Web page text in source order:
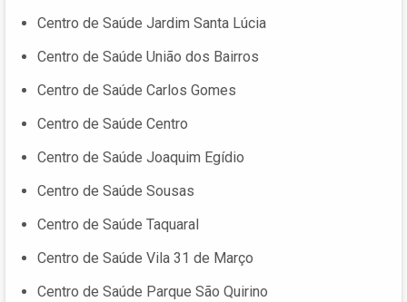
Centro de Saúde Jardim Santa Lúcia
Centro de Saúde União dos Bairros
Centro de Saúde Carlos Gomes
Centro de Saúde Centro
Centro de Saúde Joaquim Egídio
Centro de Saúde Sousas
Centro de Saúde Taquaral
Centro de Saúde Vila 31 de Março
Centro de Saúde Parque São Quirino